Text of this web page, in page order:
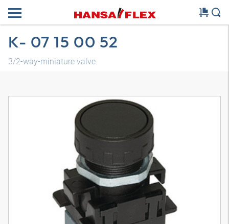
K- 07 15 00 52
3/2-way-miniature valve
3D modell